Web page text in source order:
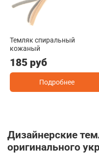
Темляк спиральный
кожаный
185 руб
Подробнее
Дизайнерские
оригинального